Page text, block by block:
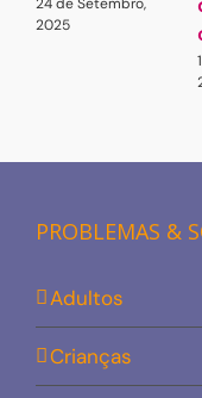
24 de Setembro,
2025
PROBLEMAS &
Adultos
Crianças